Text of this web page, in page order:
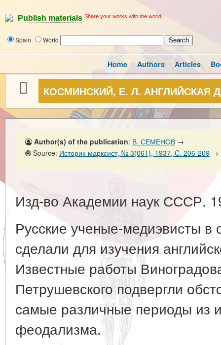
Publish materials Share your works with the world!
Spain World
Home Authors Articles
КОСМИНСКИЙ, Е. Л. АНГЛИЙСКАЯ
Author(s) of the publication: В. СЕМЕНОВ →
Source: Историк-марксист, № 3(061), 1937, C. 206-209 →
Изд-во Академии наук СССР.
Русские ученые-медиэвисты
сделали для изучения
Известные работы
Петрушевского подвергли
самые различные периоды из
феодализма.